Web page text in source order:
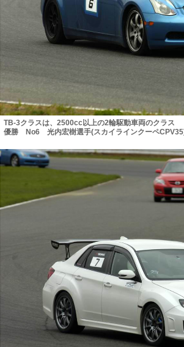
TB-3クラスは、2500cc以上の2輪駆動車両のクラス
優勝 No6 光内宏樹選手(スカイラインクーペ